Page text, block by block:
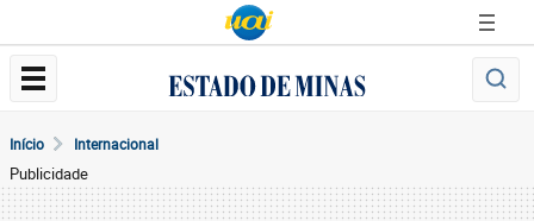
Início Internacional
Publicidade